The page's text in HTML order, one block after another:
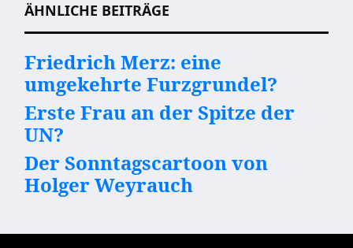
ÄHNLICHE BEITRÄGE
Friedrich Merz: eine
umgekehrte Furzgrundel?
Erste Frau an der Spitze der
UN?
Der Sonntagscartoon von
Holger Weyrauch